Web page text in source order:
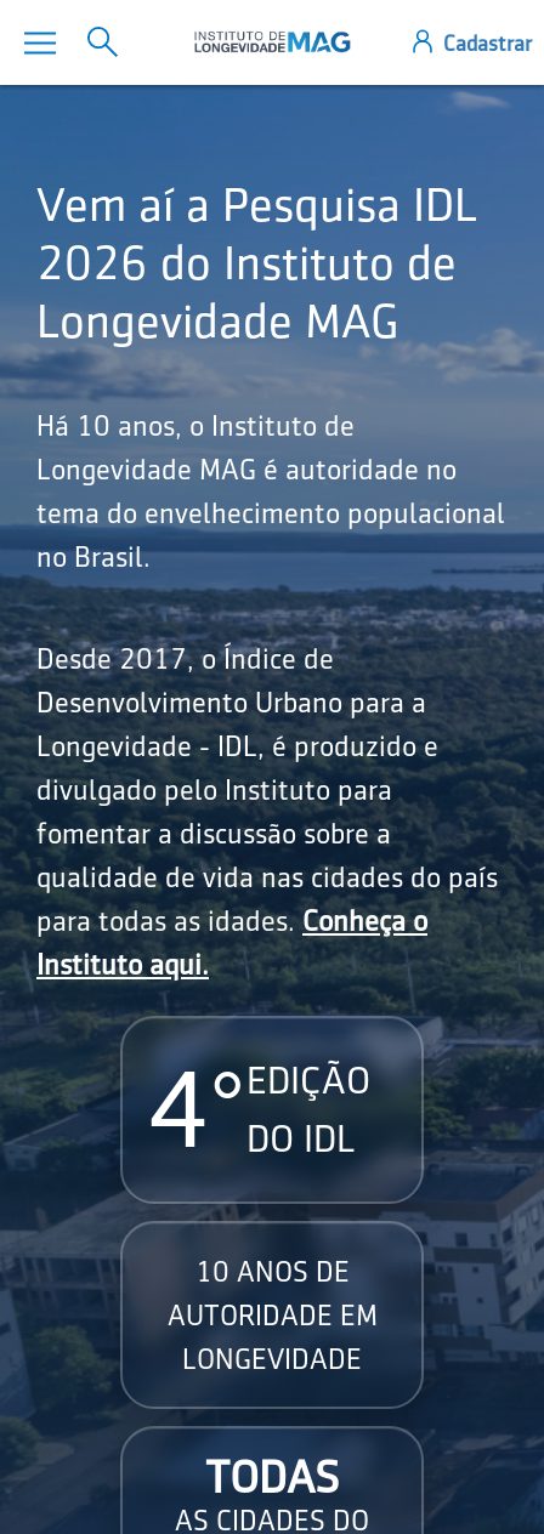
Vem aí a Pesquisa IDL
2026 do Instituto de
Longevidade MAG
Há 10 anos, o Instituto de
Longevidade MAG é autoridade no
tema do envelhecimento populacional
no Brasil.
Desde 2017, o Índice de
Desenvolvimento Urbano para a
Longevidade - IDL, é produzido e
divulgado pelo Instituto para
fomentar a discussão sobre a
qualidade de vida nas cidades do país
para todas as idades.Conheça o
Instituto aqui.
4° EDIÇÃO
DO IDL
10 ANOS DE
AUTORIDADE EM
LONGEVIDADE
TODAS
AS CIDADES DO